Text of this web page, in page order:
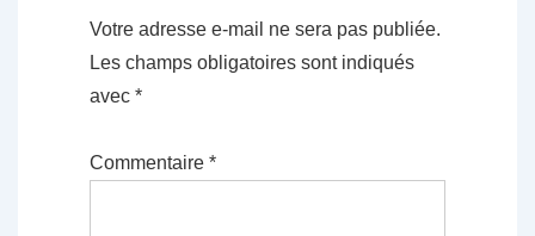
Votre adresse e-mail ne sera pas publiée.
Les champs obligatoires sont indiqués
avec *
Commentaire *